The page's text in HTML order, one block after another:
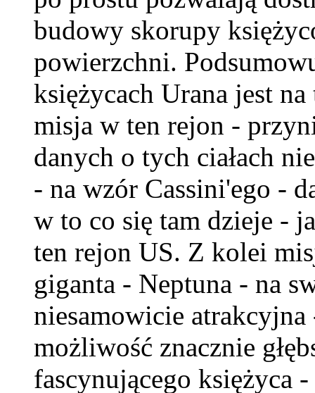
budowy skorupy
powierzchni.
księżycach Urana jest
misja w ten rejon -
danych o tych ciałach
- na wzór Cassini'ego -
w to co się tam dzieje -
ten rejon US. Z kolei
giganta - Neptuna - na
niesamowicie atrakcyjna
możliwość znacznie
fascynującego księżyca